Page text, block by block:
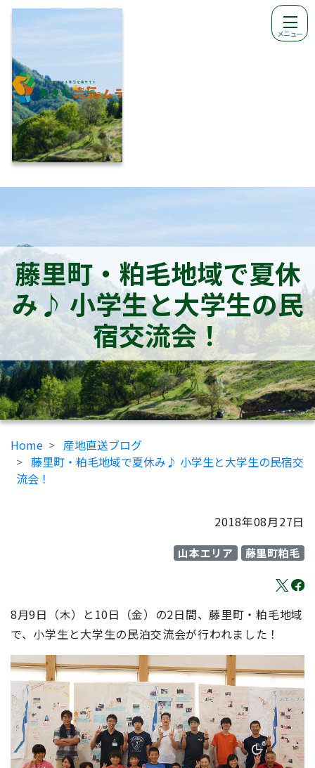
メニュー
藤里町・粕毛地域で夏休
み♪ 小学生と大学生の民
宿交流会！
Home
産地直送ブログ
藤里町・粕毛地域で夏休み♪ 小学生と大学生の民宿交
流会！
2018年08月27日
山本エリア 藤里町粕毛
8月9日（木）と10日（金）の2日間、藤里町・粕毛地域
で、小学生と大学生の民泊交流会が行われました！